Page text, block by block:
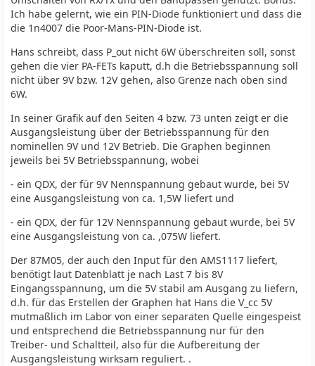
Ich habe gelernt, wie ein PIN-Diode funktioniert und dass die
die 1n4007 die Poor-Mans-PIN-Diode ist.
Hans schreibt, dass P_out nicht 6W überschreiten soll, sonst
gehen die vier PA-FETs kaputt, d.h die Betriebsspannung soll
nicht über 9V bzw. 12V gehen, also Grenze nach oben sind
6W.
In seiner Grafik auf den Seiten 4 bzw. 73 unten zeigt er die
Ausgangsleistung über der Betriebsspannung für den
nominellen 9V und 12V Betrieb. Die Graphen beginnen
jeweils bei 5V Betriebsspannung, wobei
- ein QDX, der für 9V Nennspannung gebaut wurde, bei 5V
eine Ausgangsleistung von ca. 1,5W liefert und
- ein QDX, der für 12V Nennspannung gebaut wurde, bei 5V
eine Ausgangsleistung von ca. ,075W liefert.
Der 87M05, der auch den Input für den AMS1117 liefert,
benötigt laut Datenblatt je nach Last 7 bis 8V
Eingangsspannung, um die 5V stabil am Ausgang zu liefern,
d.h. für das Erstellen der Graphen hat Hans die V_cc 5V
mutmaßlich im Labor von einer separaten Quelle eingespeist
und entsprechend die Betriebsspannung nur für den
Treiber- und Schaltteil, also für die Aufbereitung der
Ausgangsleistung wirksam reguliert. .